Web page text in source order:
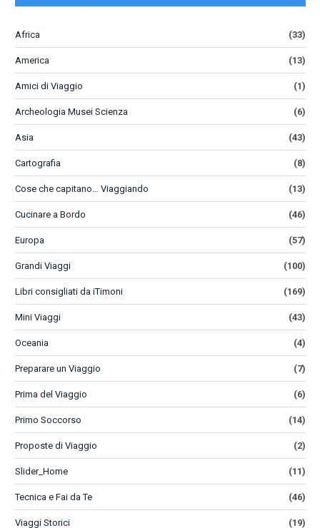
Africa (33)
America (13)
Amici di Viaggio (1)
Archeologia Musei Scienza (6)
Asia (43)
Cartografia (8)
Cose che capitano… Viaggiando (13)
Cucinare a Bordo (46)
Europa (57)
Grandi Viaggi (100)
Libri consigliati da iTimoni (169)
Mini Viaggi (43)
Oceania (4)
Preparare un Viaggio (7)
Prima del Viaggio (6)
Primo Soccorso (14)
Proposte di Viaggio (2)
Slider_Home (11)
Tecnica e Fai da Te (46)
Viaggi Storici (19)